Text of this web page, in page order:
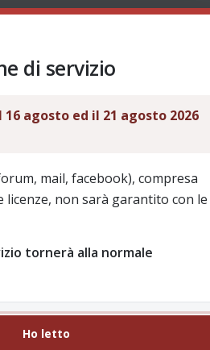
di servizio
agosto ed il 21 agosto 2026
mail, facebook), compresa
licenze, non sarà garantito con le
tornerà alla normale
Ho letto